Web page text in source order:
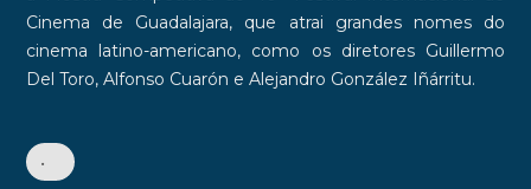
Cinema de Guadalajara, que atrai grandes nomes do
cinema latino-americano, como os diretores Guillermo
Del Toro, Alfonso Cuarón e Alejandro González Iñárritu.
•